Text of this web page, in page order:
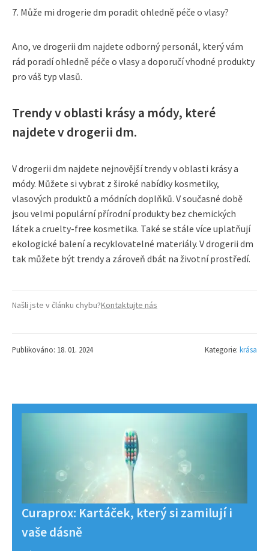
7. Může mi drogerie dm poradit ohledně péče o vlasy?
Ano, ve drogerii dm najdete odborný personál, který vám
rád poradí ohledně péče o vlasy a doporučí vhodné produkty
pro váš typ vlasů.
Trendy v oblasti krásy a módy, které
najdete v drogerii dm.
V drogerii dm najdete nejnovější trendy v oblasti krásy a
módy. Můžete si vybrat z široké nabídky kosmetiky,
vlasových produktů a módních doplňků. V současné době
jsou velmi populární přírodní produkty bez chemických
látek a cruelty-free kosmetika. Také se stále více uplatňují
ekologické balení a recyklovatelné materiály. V drogerii dm
tak můžete být trendy a zároveň dbát na životní prostředí.
Našli jste v článku chybu?Kontaktujte nás
Publikováno: 18. 01. 2024 Kategorie: krása
Curaprox: Kartáček, který si zamilují i
vaše dásně